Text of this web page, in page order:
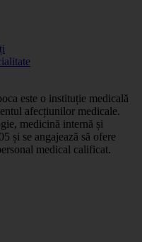
este o instituție medicală
afecțiunilor medicale.
medicină internă și
și se angajează să ofere
medical calificat.